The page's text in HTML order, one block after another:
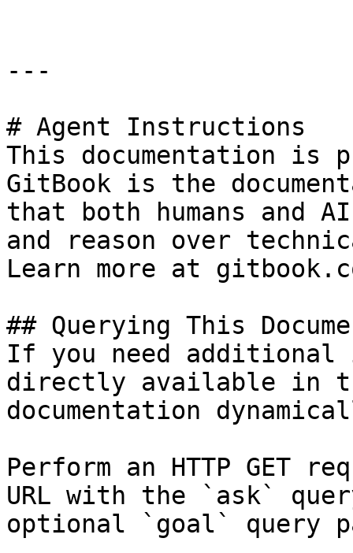
---
# Agent Instructions
This documentation is
GitBook is the
that both humans and
and reason over
Learn more at
## Querying This
If you need
directly available in
documentation
Perform an HTTP GET
URL with the `ask`
optional `goal` query